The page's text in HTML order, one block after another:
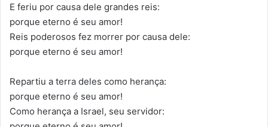
E feriu por causa dele grandes reis:
porque eterno é seu amor!
Reis poderosos fez morrer por causa dele:
porque eterno é seu amor!
Repartiu a terra deles como herança:
porque eterno é seu amor!
Como herança a Israel, seu servidor: